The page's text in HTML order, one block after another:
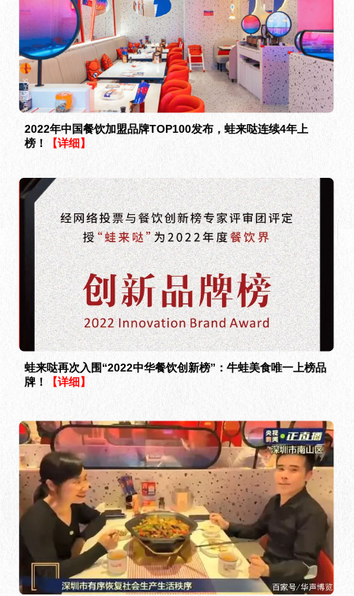
2022年中国餐饮加盟品牌TOP100发布，蛙来哒连续4年上
榜！
【详细】
蛙来哒再次入围“2022中华餐饮创新榜”：牛蛙美食唯一上榜品
牌！
【详细】